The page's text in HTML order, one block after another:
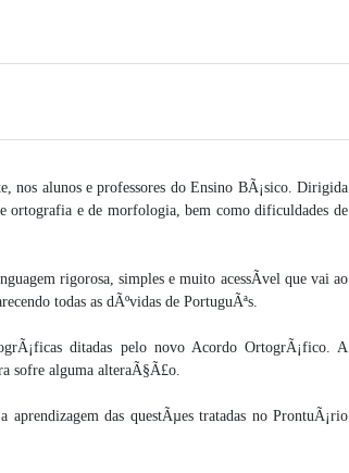
nos alunos e professores do Ensino BÃ¡sico. Dirigida
ortografia e de morfologia, bem como dificuldades de
rigorosa, simples e muito acessÃ­vel que vai ao
todas as dÃºvidas de PortuguÃªs.
ditadas pelo novo Acordo OrtogrÃ¡fico. A
sofre alguma alteraÃ§Ã£o.
das questÃµes tratadas no ProntuÃ¡rio